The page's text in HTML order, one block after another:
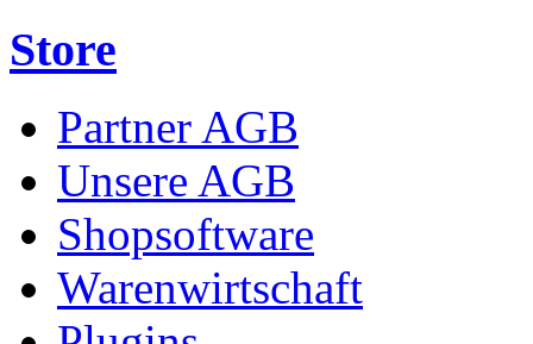
Store
Partner AGB
Unsere AGB
Shopsoftware
Warenwirtschaft